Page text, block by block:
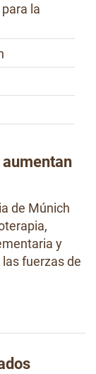
la
de Múnich
y
fuerzas de